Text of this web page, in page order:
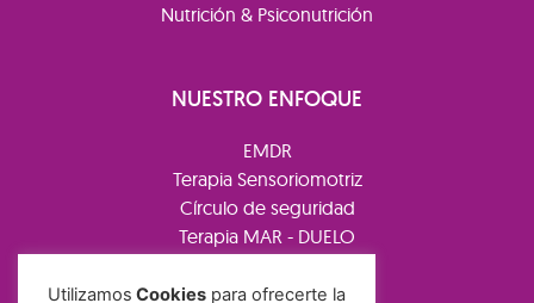
Nutrición & Psiconutrición
NUESTRO ENFOQUE
EMDR
Terapia Sensoriomotriz
Círculo de seguridad
Terapia MAR - DUELO
Neurofeedback
Utilizamos Cookies para ofrecerte la